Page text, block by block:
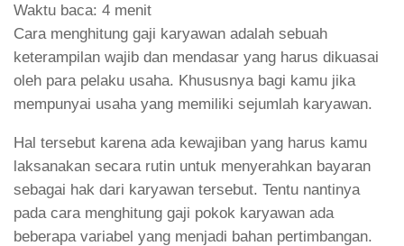
Waktu baca: 4 menit
Cara menghitung gaji karyawan adalah sebuah
keterampilan wajib dan mendasar yang harus dikuasai
oleh para pelaku usaha. Khususnya bagi kamu jika
mempunyai usaha yang memiliki sejumlah karyawan.
Hal tersebut karena ada kewajiban yang harus kamu
laksanakan secara rutin untuk menyerahkan bayaran
sebagai hak dari karyawan tersebut. Tentu nantinya
pada cara menghitung gaji pokok karyawan ada
beberapa variabel yang menjadi bahan pertimbangan.